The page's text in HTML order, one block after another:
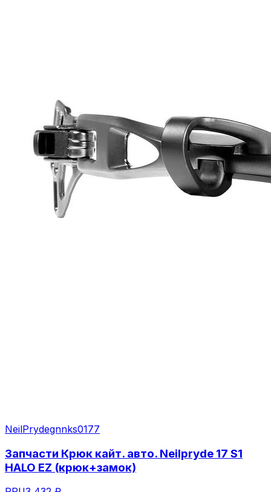
NeilPrydegnnks0177
Запчасти Крюк кайт. авто. Neilpryde 17 S1
HALO EZ (крюк+замок)